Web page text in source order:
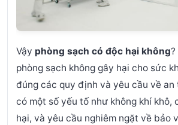
Vậy phòng sạch có độc hại không
phòng sạch không gây hại cho sức
đúng các quy định và yêu cầu về an
có một số yếu tố như không khí khô,
hại, và yêu cầu nghiêm ngặt về bảo